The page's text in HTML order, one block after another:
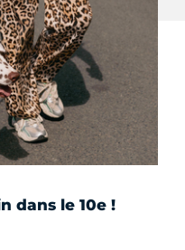
dans le 10e !